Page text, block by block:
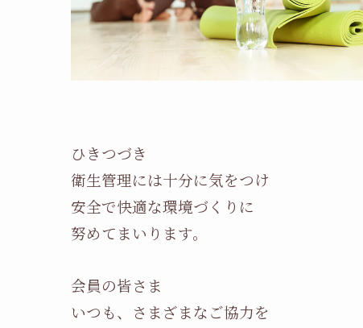
ひきつづき
衛生管理には十分に気をつけ
安全で快適な環境づくりに
努めてまいります。
会員の皆さま
いつも、さまざまなご協力を